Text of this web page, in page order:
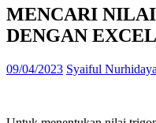
MENCARI
DENGAN EXCEL
09/04/2023 Syaiful